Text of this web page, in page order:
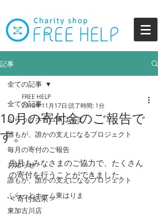
記事
全ての記事
ふらっとホーム東はりま
誰もが、誰かの支えになるプロジェクト
毎月の寄付のご報告
お知らせ
誰もが、誰かの支えになるプロジェクト
ふらっとホーム東はりま
東加古川店
全ての記事
10月の寄付金のご報告で
す。
FREE HELP
2018年11月17日 読了時間: 1分
先月もみなさまのご協力で、たくさん
の寄付を行うことができました。
＜寄付結果＞